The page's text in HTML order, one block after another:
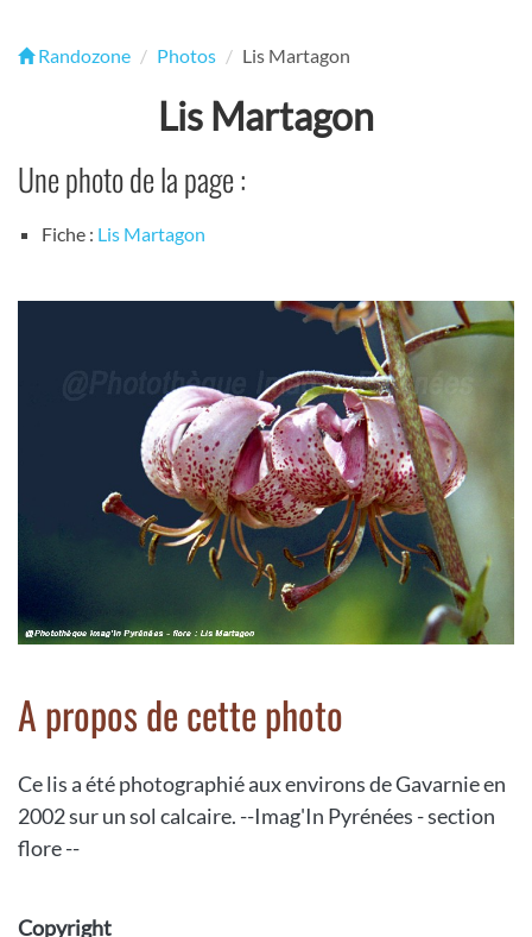
Randozone Photos Lis Martagon
Lis Martagon
Une photo de la page :
Fiche : Lis Martagon
A propos de cette photo
Ce lis a été photographié aux environs de Gavarnie en
2002 sur un sol calcaire. --Imag'In Pyrénées - section
flore --
Copyright